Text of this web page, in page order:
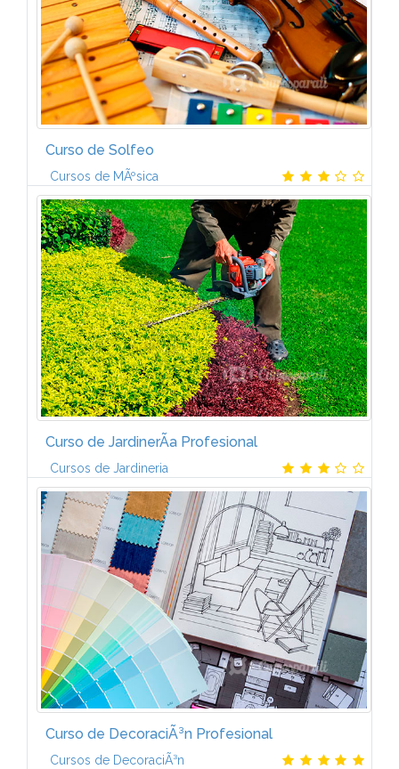
Curso de Solfeo
Cursos de MÃºsica
Contenido temÃ¡tico-El contenido temÃ¡tico estÃ¡
dividido en 2 partes; cada una contiene 6 manuales
con el siguiente contenido, resumido de manera
muy esquemÃ¡tica:Parte...
Curso de JardinerÃ­a Profesional
Cursos de Jardineria
* PreparaciÃ³n del medio de cultivo. * Operaciones
para la instalaciÃ³n de jardines y zonas verdes. *
Mantenimiento y mejora de elementos vegetales.*
Mantenimiento y mejora de...
Curso de DecoraciÃ³n Profesional
Cursos de DecoraciÃ³n